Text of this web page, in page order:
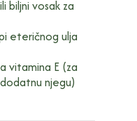
biljni vosak za
eteričnog ulja
vitamina E (za
njegu)